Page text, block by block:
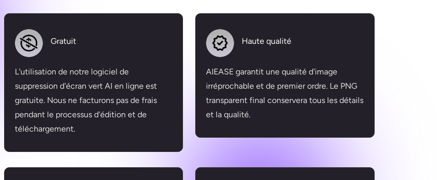
Gratuit
L'utilisation de notre logiciel de
suppression d'écran vert AI en ligne est
gratuite. Nous ne facturons pas de frais
pendant le processus d'édition et de
téléchargement.
Haute qualité
AIEASE garantit une qualité d'image
irréprochable et de premier ordre. Le PNG
transparent final conservera tous les détails
et la qualité.